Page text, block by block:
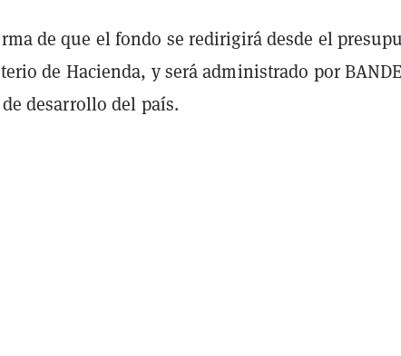
de que el fondo se redirigirá desde el
de Hacienda, y será administrado por
desarrollo del país.